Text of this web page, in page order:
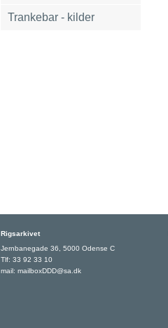
Trankebar - kilder
Rigsarkivet
Jernbanegade 36, 5000 Odense C
Tlf: 33 92 33 10
mail: mailboxDDD@sa.dk